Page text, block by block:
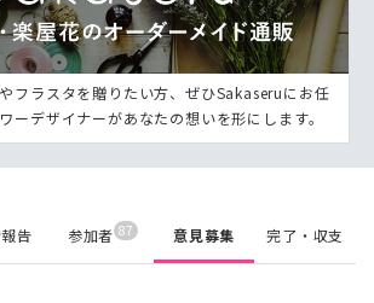
フラスタを贈りたい方、ぜひSakaseruにお任
ーデザイナーがあなたの想いを形にします。
告 参加者 87 意見募集 完了・収支